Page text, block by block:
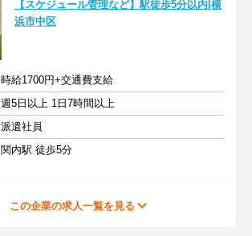
【スケジュール管理など】駅徒歩5分以内|横
浜市中区
時給1700円+交通費支給
週5日以上 1日7時間以上
派遣社員
関内駅 徒歩5分
この企業の求人一覧を見る